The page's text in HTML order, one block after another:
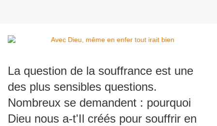
La question de la souffrance est une
des plus sensibles questions.
Nombreux se demandent : pourquoi
Dieu nous a-t'Il créés pour souffrir en